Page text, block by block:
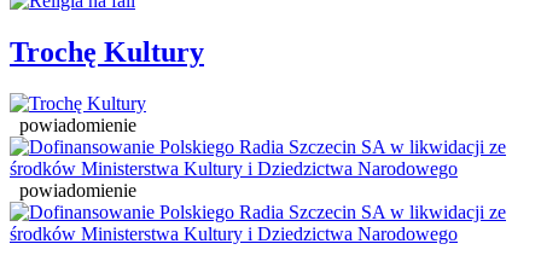
Trochę Kultury
powiadomienie
powiadomienie